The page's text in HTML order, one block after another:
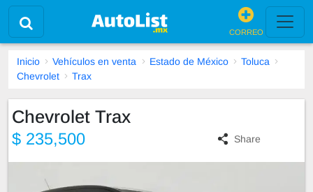
CORREO
Inicio Vehículos en venta Estado de México
Toluca
Chevrolet
Trax
Chevrolet Trax
$ 235,500 Share